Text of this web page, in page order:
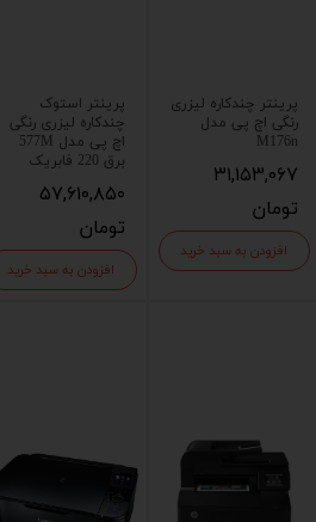
پرینتر چندکاره لیزری
رنگی اچ پی مدل
M176n
۳۱,۱۵۳,۰۶۷
تومان
افزودن به سبد خرید
پرینتر استوک
چندکاره لیزری رنگی
اچ پی مدل 577M
برق 220 فابریک
۵۷,۶۱۰,۸۵۰
تومان
افزودن به سبد خرید